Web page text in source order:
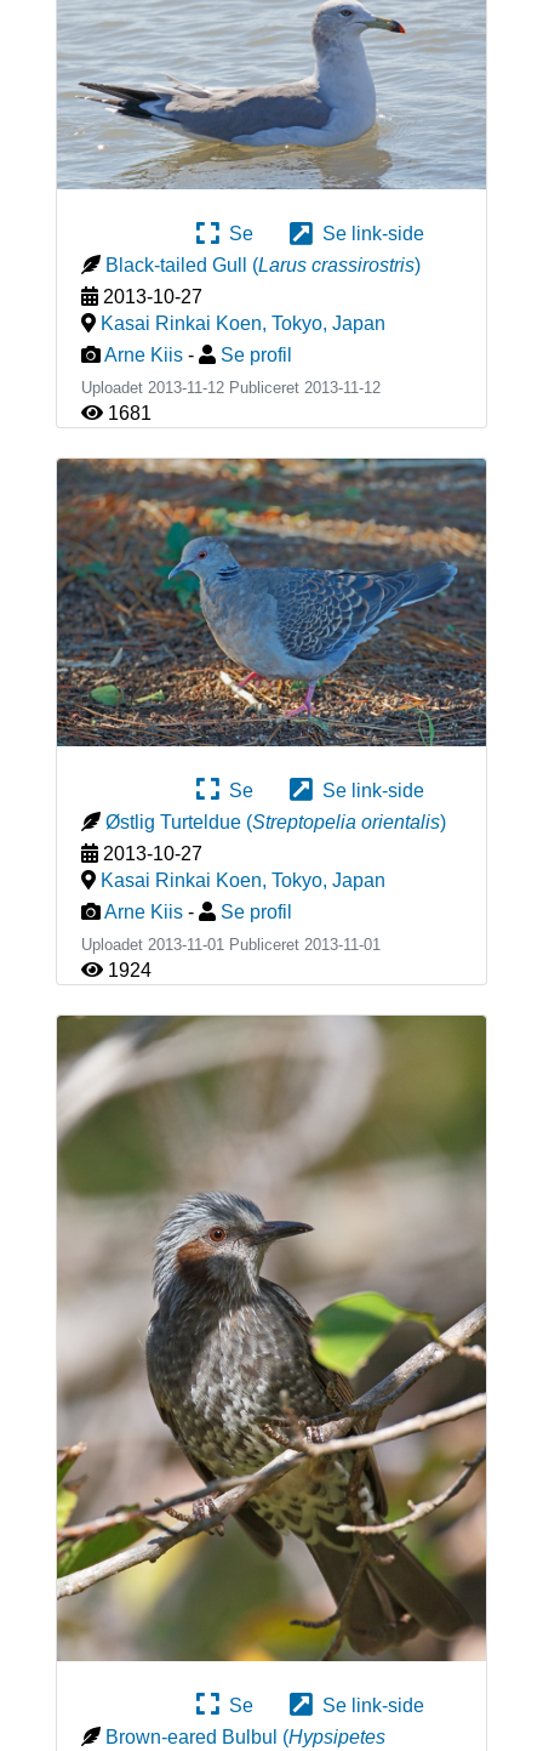
Se
Se link-side
Black-tailed Gull
(Larus crassirostris)
2013-10-27
Kasai Rinkai Koen, Tokyo, Japan
Arne Kiis - Se profil
Uploadet 2013-11-12 Publiceret 2013-11-12
1681
Se
Se link-side
Østlig Turteldue (Streptopelia orientalis)
2013-10-27
Kasai Rinkai Koen, Tokyo, Japan
Arne Kiis - Se profil
Uploadet 2013-11-01 Publiceret 2013-11-01
1924
Se
Se link-side
Brown-eared Bulbul (Hypsipetes